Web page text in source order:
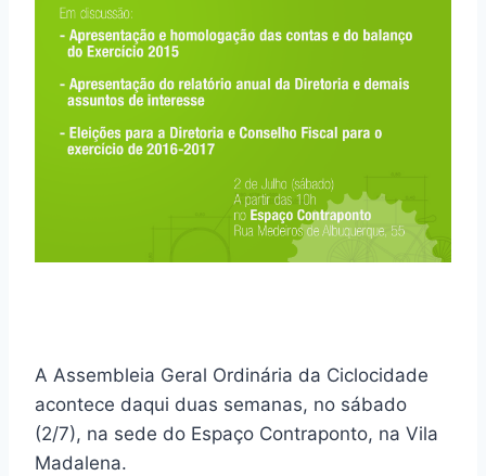
A Assembleia Geral Ordinária da Ciclocidade
acontece daqui duas semanas, no sábado
(2/7), na sede do Espaço Contraponto, na Vila
Madalena.